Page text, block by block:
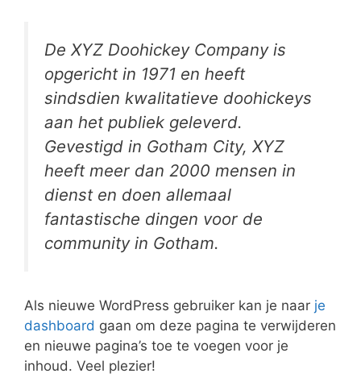
De XYZ Doohickey Company is
opgericht in 1971 en heeft
sindsdien kwalitatieve doohickeys
aan het publiek geleverd.
Gevestigd in Gotham City, XYZ
heeft meer dan 2000 mensen in
dienst en doen allemaal
fantastische dingen voor de
community in Gotham.
Als nieuwe WordPress gebruiker kan je naar je
dashboard gaan om deze pagina te verwijderen
en nieuwe pagina’s toe te voegen voor je
inhoud. Veel plezier!